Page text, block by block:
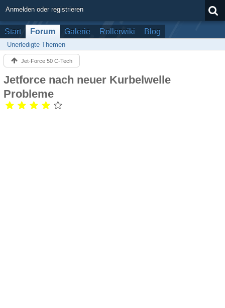
Anmelden oder registrieren
Start Forum Galerie Rollerwiki Blog
Unerledigte Themen
Jet-Force 50 C-Tech
Jetforce nach neuer Kurbelwelle
Probleme